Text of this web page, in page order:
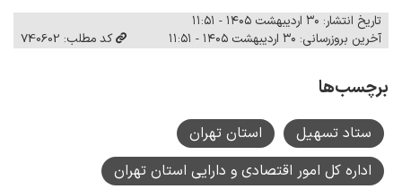
تاریخ انتشار: ۳۰ اردیبهشت ۱۴۰۵ - ۱۱:۵۱
آخرین بروزرسانی: ۳۰ اردیبهشت ۱۴۰۵ - ۱۱:۵۱
کد مطلب: 740602
برچسب‌ها
ستاد تسهیل
استان تهران
اداره کل امور اقتصادی و دارایی استان تهران